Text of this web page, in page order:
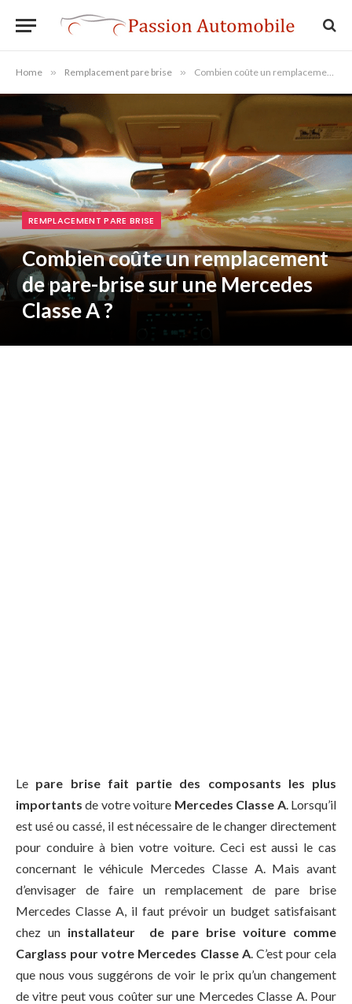
Home » Remplacement pare brise » Combien coûte un remplacement de pare-brise sur une Mercedes Classe A ?
REMPLACEMENT PARE BRISE
Combien coûte un remplacement
de pare-brise sur une Mercedes
Classe A ?
Le pare brise fait partie des composants les plus
importants de votre voiture Mercedes Classe A. Lorsqu’il
est usé ou cassé, il est nécessaire de le changer directement
pour conduire à bien votre voiture. Ceci est aussi le cas
concernant le véhicule Mercedes Classe A. Mais avant
d’envisager de faire un remplacement de pare brise
Mercedes Classe A, il faut prévoir un budget satisfaisant
chez un installateur de pare brise voiture comme
Carglass pour votre Mercedes Classe A. C’est pour cela
que nous vous suggérons de voir le prix qu’un changement
de vitre peut vous coûter sur une Mercedes Classe A. Pour